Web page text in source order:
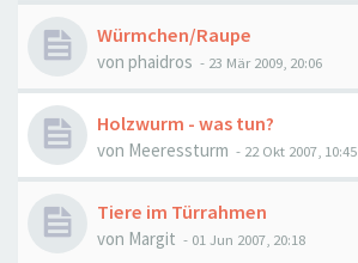
Würmchen/Raupe
von phaidros - 23 Mär 2009, 20:06
Holzwurm - was tun?
von Meeressturm - 22 Okt 2007, 10:45
Tiere im Türrahmen
von Margit - 01 Jun 2007, 20:18